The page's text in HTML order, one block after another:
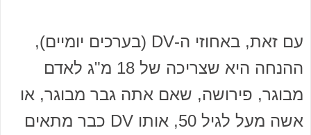
עם זאת, באחוזי ה-DV (בערכים יומיים),
ההנחה היא שצריכה של 18 מ"ג לאדם
מבוגר, פירושה, שאם אתה גבר מבוגר, או
אשה מעל לגיל 50, אותו DV כבר מתאים